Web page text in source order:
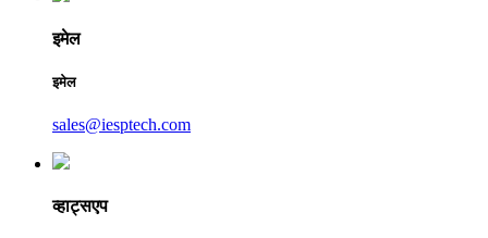
इमेल
इमेल
sales@iesptech.com
व्हाट्सएप